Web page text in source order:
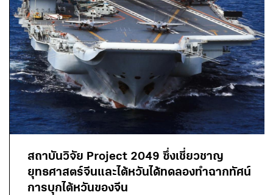
สถาบันวิจัย Project 2049 ซึ่งเชี่ยวชาญ
ยุทธศาสตร์จีนและไต้หวันได้ทดลองทำฉากทัศน์
การบุกไต้หวันของจีน